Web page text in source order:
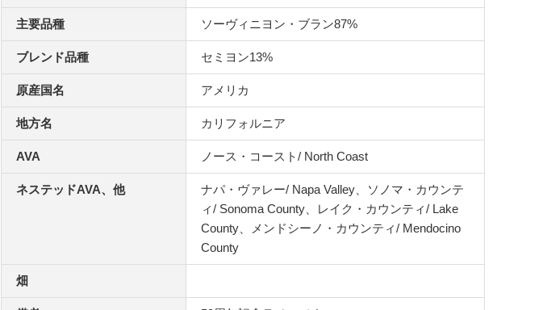
主要品種 ソーヴィニヨン・ブラン87%
ブレンド品種 セミヨン13%
原産国名 アメリカ
地方名 カリフォルニア
AVA ノース・コースト/ North Coast
ネステッドAVA、他
ナパ・ヴァレー/ Napa Valley、ソノマ・カウンテ
ィ/ Sonoma County、レイク・カウンティ/ Lake
County、メンドシーノ・カウンティ/ Mendocino
County
畑